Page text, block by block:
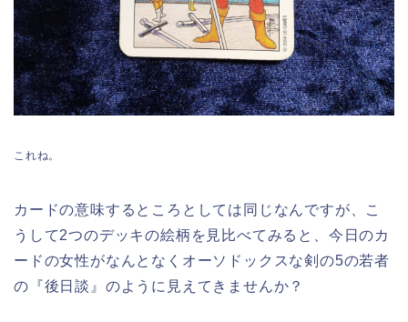
これね。
カードの意味するところとしては同じなんですが、こ
うして2つのデッキの絵柄を見比べてみると、今日のカ
ードの女性がなんとなくオーソドックスな剣の5の若者
の『後日談』のように見えてきませんか？